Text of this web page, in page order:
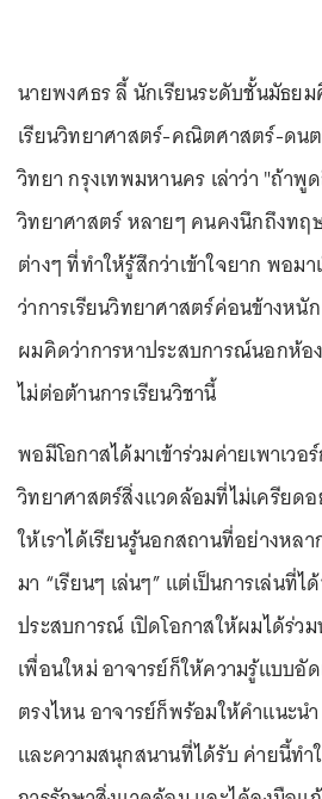
นายพงศธร ลี้ นักเรียนระดับชั้นมัธย
เรียนวิทยาศาสตร์-คณิตศาสตร์-ดนต
วิทยา กรุงเทพมหานคร เล่าว่า "ถ้าพู
วิทยาศาสตร์ หลายๆ คนคงนึกถึงท
ต่างๆ ที่ทำให้รู้สึกว่าเข้าใจยาก พอม
ว่าการเรียนวิทยาศาสตร์ค่อนข้างหนั
ผมคิดว่าการหาประสบการณ์นอกห้อ
ไม่ต่อต้านการเรียนวิชานี้
พอมีโอกาสได้มาเข้าร่วมค่ายเพาเวอ
วิทยาศาสตร์สิ่งแวดล้อมที่ไม่เครียด
ให้เราได้เรียนรู้นอกสถานที่อย่างหล
มา “เรียนๆ เล่นๆ” แต่เป็นการเล่นที่
ประสบการณ์ เปิดโอกาสให้ผมได้ร่ว
เพื่อนใหม่ อาจารย์ก็ให้ความรู้แบบอัด
ตรงไหน อาจารย์ก็พร้อมให้คำแนะน
และความสนุกสนานที่ได้รับ ค่ายนี้ท